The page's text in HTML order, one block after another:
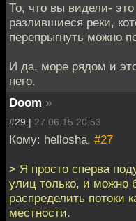
То, что вы видели-
разлившиеся реки,
перепрыгнуть можно
И да, море рядом и
него.
Doom »
#29 | 27.06.15 20:53
Кому: hellosha, #27
> Я просто сперва
улиц только, и можно
распределить потоки
местности.